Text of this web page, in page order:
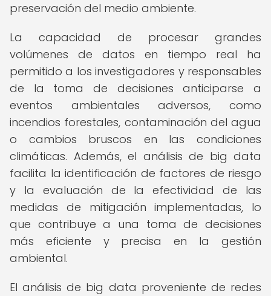
preservación del medio ambiente.
La capacidad de procesar grandes
volúmenes de datos en tiempo real ha
permitido a los investigadores y responsables
de la toma de decisiones anticiparse a
eventos ambientales adversos, como
incendios forestales, contaminación del agua
o cambios bruscos en las condiciones
climáticas. Además, el análisis de big data
facilita la identificación de factores de riesgo
y la evaluación de la efectividad de las
medidas de mitigación implementadas, lo
que contribuye a una toma de decisiones
más eficiente y precisa en la gestión
ambiental.
El análisis de big data proveniente de redes